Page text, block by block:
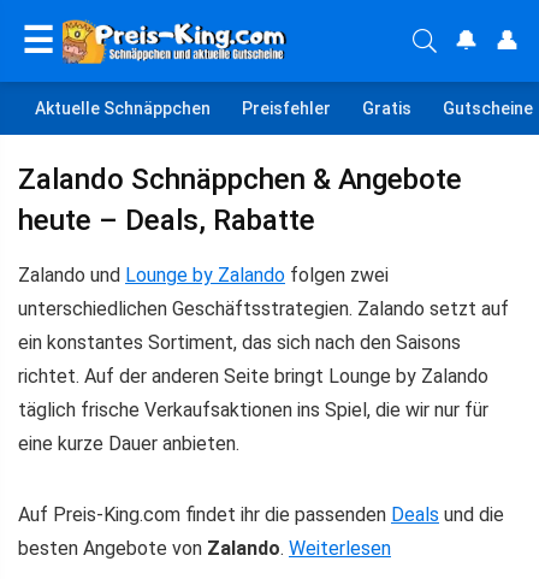
☰ 🔔 👤
Aktuelle Schnäppchen Preisfehler Gratis Gutscheine
Zalando Schnäppchen & Angebote
heute – Deals, Rabatte
Zalando und Lounge by Zalando folgen zwei
unterschiedlichen Geschäftsstrategien. Zalando setzt auf
ein konstantes Sortiment, das sich nach den Saisons
richtet. Auf der anderen Seite bringt Lounge by Zalando
täglich frische Verkaufsaktionen ins Spiel, die wir nur für
eine kurze Dauer anbieten.
Auf Preis-King.com findet ihr die passenden Deals und die
besten Angebote von Zalando. Weiterlesen